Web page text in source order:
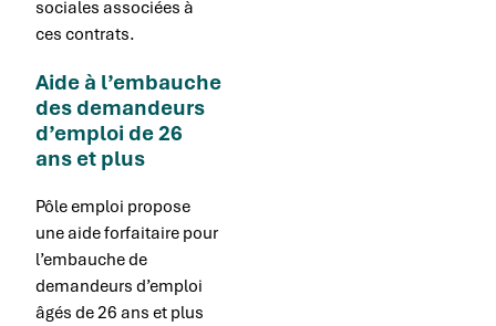
sociales associées à
ces contrats.
Aide à l’embauche
des demandeurs
d’emploi de 26
ans et plus
Pôle emploi propose
une aide forfaitaire pour
l’embauche de
demandeurs d’emploi
âgés de 26 ans et plus